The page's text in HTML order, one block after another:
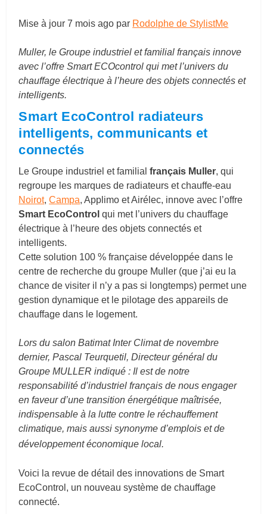
Mise à jour7 mois ago par Rodolphe de StylistMe
Muller, le Groupe industriel et familial français innove
avec l’offre Smart ECOcontrol qui met l’univers du
chauffage électrique à l’heure des objets connectés et
intelligents.
Smart EcoControl radiateurs
intelligents, communicants et
connectés
Le Groupe industriel et familialfrançais Muller, qui
regroupe les marques de radiateurs et chauffe-eau
Noirot,Campa, Applimo et Airélec, innove avec l’offre
Smart EcoControl qui met l’univers du chauffage
électrique à l’heure des objets connectés et
intelligents.
Cette solution 100 % française développée dans le
centre de recherche du groupe Muller (que j’ai eu la
chance de visiter il n’y a pas si longtemps) permet une
gestion dynamique et le pilotage des appareils de
chauffage dans le logement.
Lors du salon Batimat Inter Climat de novembre
dernier, Pascal Teurquetil, Directeur général du
Groupe MULLER indiqué : Il est de notre
responsabilité d’industriel français de nous engager
en faveur d’une transition énergétique maîtrisée,
indispensable à la lutte contre le réchauffement
climatique, mais aussi synonyme d’emplois et de
développement économique local.
Voici la revue de détail des innovations de Smart
EcoControl, un nouveau système de chauffage
connecté.